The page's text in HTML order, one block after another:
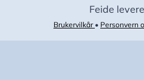
Feide
Brukervilkår • Personvern